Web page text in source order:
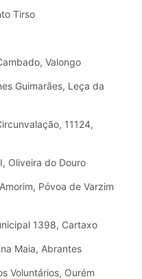
Tirso
Valongo
Guimarães, Leça da
11124,
Oliveira do Douro
Póvoa de Varzim
1398, Cartaxo
Maia, Abrantes
Voluntários, Ourém